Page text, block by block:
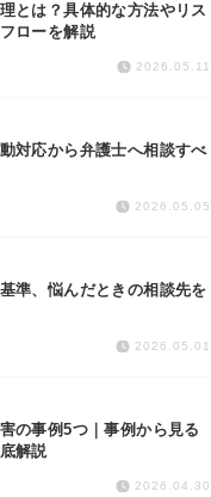
とは？具体的な方法やリス
ローを解説
2026.05.11
対応から弁護士へ相談すべ
2026.05.05
準、悩んだときの相談先を
2026.05.01
の事例5つ｜事例から見る
解説
2026.04.30